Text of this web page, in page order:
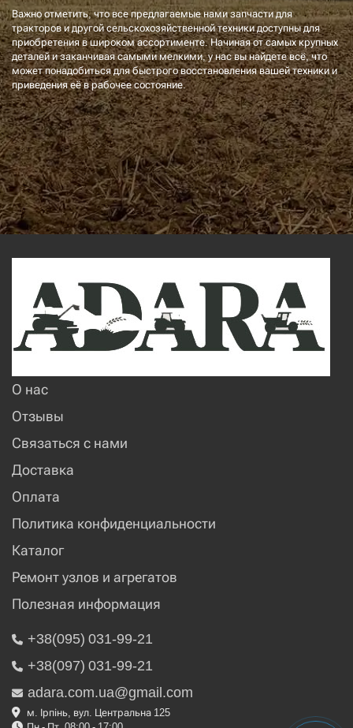
Важно отметить, что все предлагаемые нами запчасти для
тракторов и другой сельскохозяйственной техники доступны для
приобретения в широком ассортименте. Начиная от самых крупных
деталей и заканчивая самыми мелкими, у нас вы найдете всё, что
может понадобиться для быстрого восстановления вашей техники и
приведения её в рабочее состояние.
О нас
Отзывы
Связаться с нами
Доставка
Оплата
Политика конфиденциальности
Каталог
Ремонт узлов и агрегатов
Полезная информация
+38(095) 031-99-21
+38(097) 031-99-21
adara.com.ua@gmail.com
м. Ірпінь, вул. Центральна 125